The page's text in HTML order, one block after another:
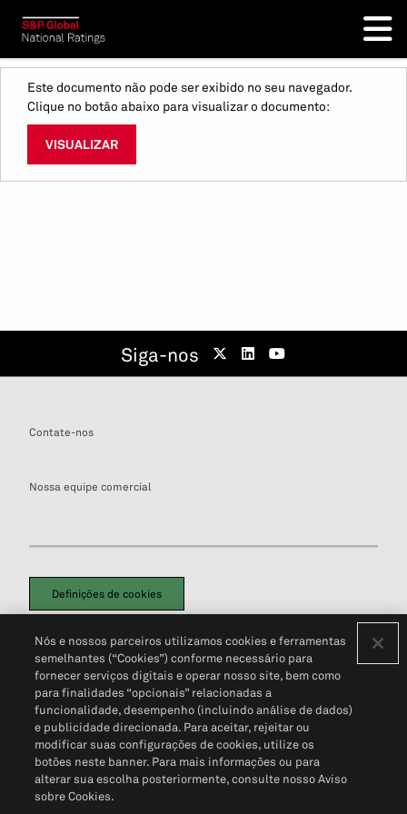
Este documento não pode ser exibido no seu navegador.
Clique no botão abaixo para visualizar o documento:
VISUALIZAR
Siga-nos
Contate-nos
Nossa equipe comercial
Definições de cookies
Política de PrivacidadePortal de privacidade do cliente (em inglês)
Não Venda Minhas Informações Pessoais© 2026 S&P Global
Nós e nossos parceiros utilizamos cookies e ferramentas
semelhantes (“Cookies”) conforme necessário para
fornecer serviços digitais e operar nosso site, bem como
para finalidades “opcionais” relacionadas a
funcionalidade, desempenho (incluindo análise de dados)
e publicidade direcionada. Para aceitar, rejeitar ou
modificar suas configurações de cookies, utilize os
botões neste banner. Para mais informações ou para
alterar sua escolha posteriormente, consulte nosso Aviso
sobre Cookies.